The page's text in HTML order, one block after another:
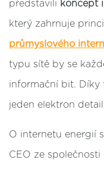
představili koncept
který zahrnuje
průmyslového
typu sítě by se
informační bit. Díky
jeden elektron
O internetu energií
CEO ze